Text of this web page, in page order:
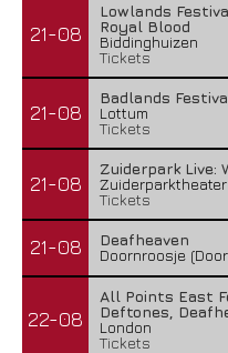
21-08
Lowlands
Royal Blood
Biddinghuizen
Tickets
21-08
Badlands
Lottum
Tickets
21-08
Zuiderpark Live:
Tickets
21-08
Deafheaven
Doornroosje
22-08
All Points East
Deftones,
London
Tickets